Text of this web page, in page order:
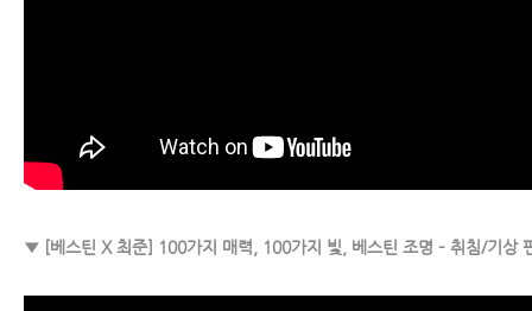
▼ [베스틴 X 최준] 100가지 매력, 100가지 빛, 베스틴 조명 – 취침/기상